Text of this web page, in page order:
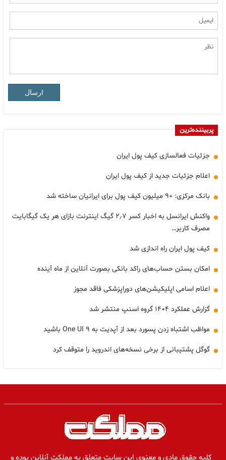
ارسال
پربیننده‌ترین
جزئیات فعالسازی کیف پول ایران
اعلام جزئیات جدید از کیف پول ایران
بانک مرکزی: ۹۰ میلیون کیف پول برای ایرانیان ساخته شد
واکنش ایرانسل به اخبار کسر ۲٫۷ گیگ اینترنت بازای هر یک گیگابایت
مصرف کاربر…
کیف پول ایران راه اندازی شد
امکان بستن حساب‌های راکد بانکی بصورت آنلاین از ماه آینده
اعلام اسامی اپلیکیشن‌های دوراپزشکی فاقد مجوز
گزارش عملکرد ۱۴۰۴ گروه اسنپ منتشر شد
مواظب اشتباه زدن پسورد بعد از آپدیت به One UI ۹ باشید
گوگل پشتیبانی از برخی نسخه‌های اندروید را متوقف کرد
کلیه حقوق مادی و معنوی این سایت متعلق به مملکت آنلاین بوده و